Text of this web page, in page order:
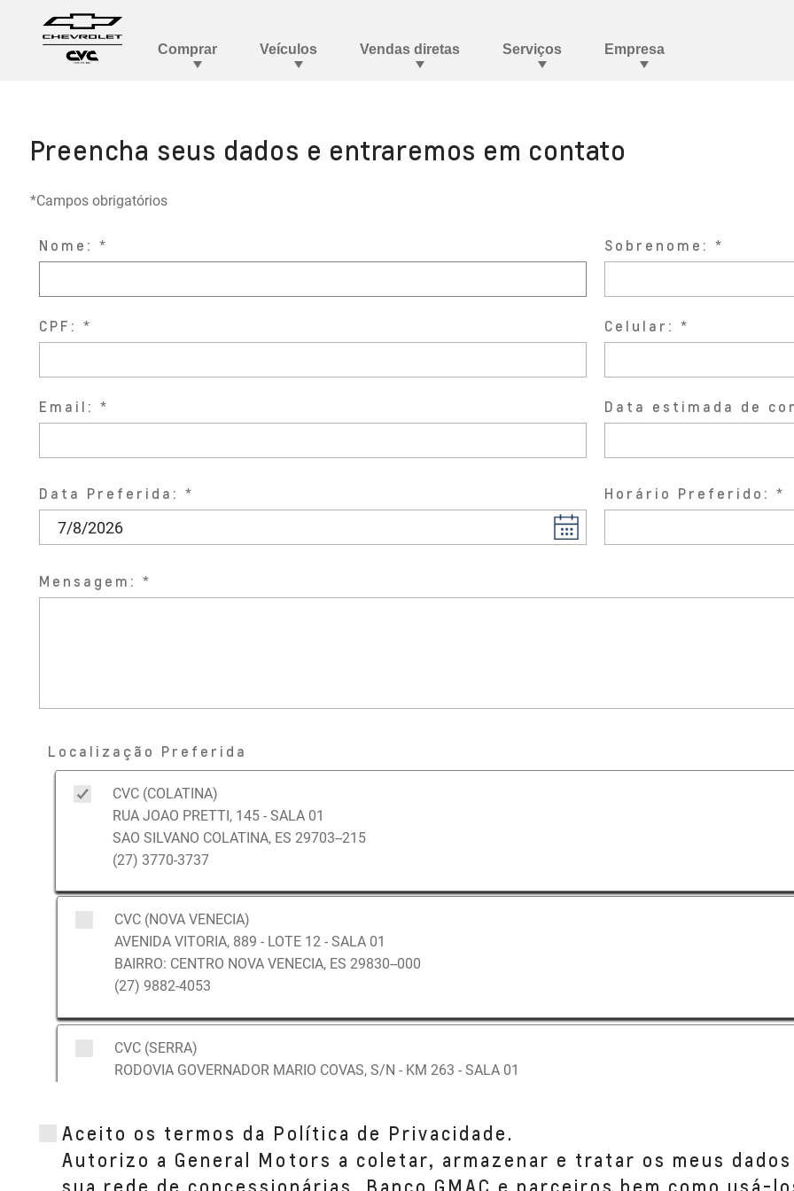
Preencha seus dados e entraremos em contato
*Campos obrigatórios
Nome: Sobrenome:
CPF: Celular:
Email: Data estimada de
Data Preferida: Horário Preferido:
Mensagem:
Localização Preferida
CVC (COLATINA)
RUA JOAO PRETTI, 145 - SALA 01
SAO SILVANO COLATINA, ES 29703--215
(27) 3770-3737
CVC (NOVA VENECIA)
AVENIDA VITORIA, 889 - LOTE 12 - SALA 01
BAIRRO: CENTRO NOVA VENECIA, ES 29830--000
(27) 9882-4053
CVC (SERRA)
RODOVIA GOVERNADOR MARIO COVAS, S/N - KM 263 - SALA 01
CVC (GUARAPARI)
Aceito os termos da Política de Privacidade.
Autorizo a General Motors a coletar, armazenar e tratar os meus